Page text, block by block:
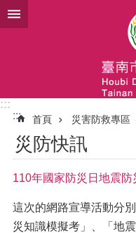
跳到主要內容區塊
:::
:::
首頁 災害防救專區
災防快訊
110年國家防災日地震
這次的網路宣導活動分
災知識模擬考」、「地